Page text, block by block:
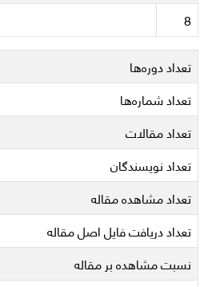
8
تعداد دوره‌ها
تعداد شماره‌ها
تعداد مقالات
تعداد نویسندگان
تعداد مشاهده مقاله
تعداد دریافت فایل اصل مقاله
نسبت مشاهده بر مقاله